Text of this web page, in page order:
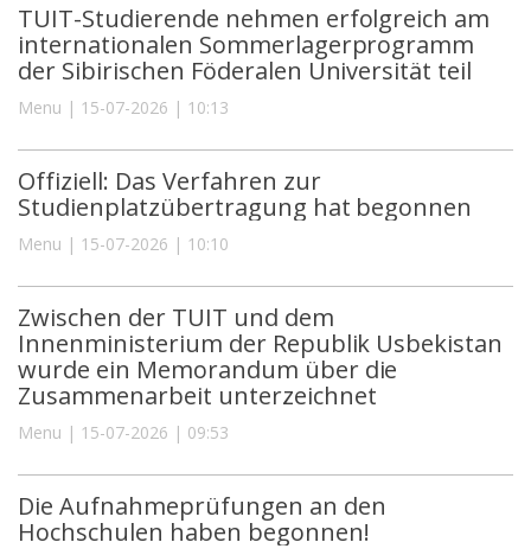
TUIT-Studierende nehmen erfolgreich am
internationalen Sommerlagerprogramm
der Sibirischen Föderalen Universität teil
Menu | 15-07-2026 | 10:13
Offiziell: Das Verfahren zur
Studienplatzübertragung hat begonnen
Menu | 15-07-2026 | 10:10
Zwischen der TUIT und dem
Innenministerium der Republik Usbekistan
wurde ein Memorandum über die
Zusammenarbeit unterzeichnet
Menu | 15-07-2026 | 09:53
Die Aufnahmeprüfungen an den
Hochschulen haben begonnen!